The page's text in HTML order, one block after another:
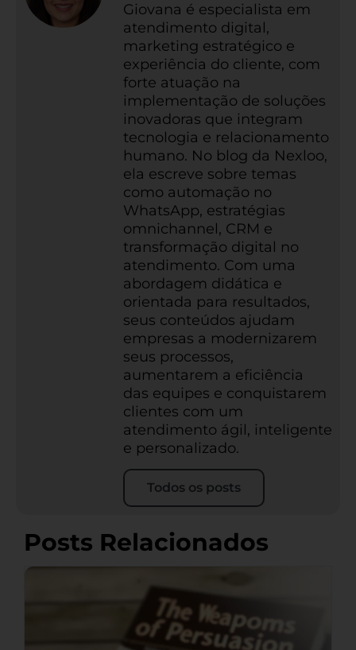
Giovana é especialista em
atendimento digital,
marketing estratégico e
experiência do cliente, com
forte atuação na
implementação de soluções
inovadoras que integram
tecnologia e relacionamento
humano. No blog da Nexloo,
ela escreve sobre temas
como automação no
WhatsApp, estratégias
omnichannel, CRM e
transformação digital no
atendimento. Com uma
abordagem didática e
orientada para resultados,
seus conteúdos ajudam
empresas a modernizarem
seus processos,
aumentarem a eficiência
das equipes e conquistarem
clientes com um
atendimento ágil, inteligente
e personalizado.
Todos os posts
Posts Relacionados